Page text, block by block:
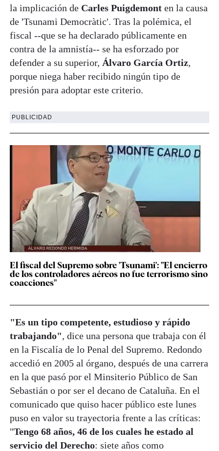
la implicación de Carles Puigdemont en la causa
de 'Tsunami Democràtic'. Tras la polémica, el
fiscal --que se ha declarado públicamente en
contra de la amnistía-- se ha esforzado por
defender a su superior, Álvaro García Ortiz,
porque niega haber recibido ningún tipo de
presión para adoptar este criterio.
PUBLICIDAD
El fiscal del Supremo sobre 'Tsunami': "El encierro
de los controladores aéreos no fue terrorismo sino
coacciones"
"Es un tipo competente, estudioso y rápido
trabajando", dice una persona que trabaja con él
en la Fiscalía de lo Penal del Supremo. Redondo
accedió en 2005 al órgano, después de una carrera
en la que pasó por el Minsiterio Público de San
Sebastián o por ser el decano de Cataluña. En el
comunicado que quiso hacer público este lunes
puso en valor su trayectoria frente a las críticas:
"Tengo 68 años, 46 de los cuales he estado al
servicio del Derecho: siete años como